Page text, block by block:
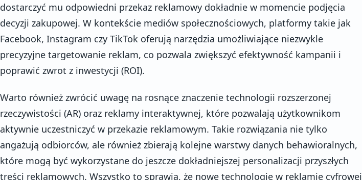
dostarczyć mu odpowiedni przekaz reklamowy dokładnie w momencie podjęcia
decyzji zakupowej. W kontekście mediów społecznościowych, platformy takie jak
Facebook, Instagram czy TikTok oferują narzędzia umożliwiające niezwykle
precyzyjne targetowanie reklam, co pozwala zwiększyć efektywność kampanii i
poprawić zwrot z inwestycji (ROI).
Warto również zwrócić uwagę na rosnące znaczenie technologii rozszerzonej
rzeczywistości (AR) oraz reklamy interaktywnej, które pozwalają użytkownikom
aktywnie uczestniczyć w przekazie reklamowym. Takie rozwiązania nie tylko
angażują odbiorców, ale również zbierają kolejne warstwy danych behawioralnych,
które mogą być wykorzystane do jeszcze dokładniejszej personalizacji przyszłych
treści reklamowych. Wszystko to sprawia, że nowe technologie w reklamie cyfrowej